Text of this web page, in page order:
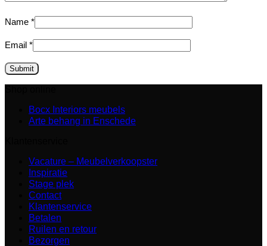
Name *
Email *
Bocx Interiors meubels
Arte behang in Enschede
Vacature – Meubelverkoopster
Inspiratie
Stage plek
Contact
Klantenservice
Betalen
Ruilen en retour
Bezorgen